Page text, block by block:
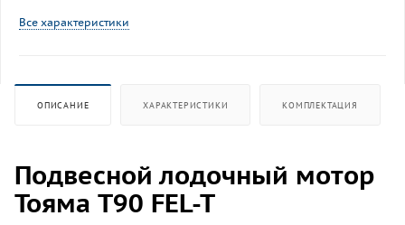
Все характеристики
ОПИСАНИЕ ХАРАКТЕРИСТИКИ КОМПЛЕКТАЦИЯ
Подвесной лодочный мотор
Тояма T90 FEL-T